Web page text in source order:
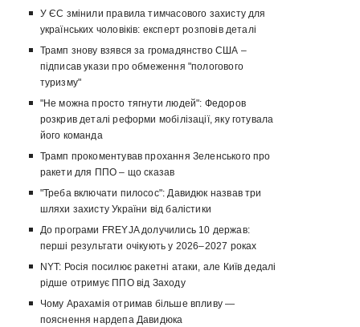
У ЄС змінили правила тимчасового захисту для
українських чоловіків: експерт розповів деталі
Трамп знову взявся за громадянство США –
підписав укази про обмеження "пологового
туризму"
"Не можна просто тягнути людей": Федоров
розкрив деталі реформи мобілізації, яку готувала
його команда
Трамп прокоментував прохання Зеленського про
ракети для ППО – що сказав
"Треба включати пилосос": Давидюк назвав три
шляхи захисту України від балістики
До програми FREYJA долучились 10 держав:
перші результати очікують у 2026–2027 роках
NYT: Росія посилює ракетні атаки, але Київ дедалі
рідше отримує ППО від Заходу
Чому Арахамія отримав більше впливу —
пояснення нардепа Давидюка